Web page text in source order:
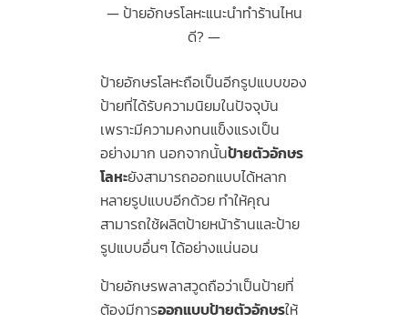
ป้ายอักษรโลหะแนะนำทำร้านไหน
ดี?
ป้ายอักษรโลหะถือเป็นอีกรูปแบบของ
ป้ายที่ได้รับความนิยมในปัจจุบัน
เพราะมีความคงทนแข็งแรงเป็น
อย่างมาก นอกจากนั้นป้ายตัวอักษร
โลหะยังสามารถออกแบบได้หลาก
หลายรูปแบบอีกด้วย ทำให้คุณ
สามารถใช้ผลิตป้ายหน้าร้านและป้าย
รูปแบบอื่นๆ ได้อย่างแน่นอน
ป้ายอักษรพลาสวูดถือว่าเป็นป้ายที่
ต้องมีการออกแบบป้ายตัวอักษรให้